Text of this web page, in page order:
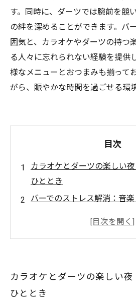
す。同時に、ダーツでは腕前を競
の絆を深めることができます。バ
囲気と、カラオケやダーツの持つ
る人々に忘れられない経験を提供
様なメニューとおつまみも揃って
がら、賑やかな時間を過ごせる環
目次
カラオケとダーツの楽しい
ひととき
バーでのストレス解消：音
力
多彩なおつまみとお酒：バー
カラオケとダーツの楽しい
ひととき